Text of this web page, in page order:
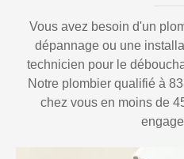
Vous avez besoin d'un
dépannage ou une
technicien pour le
Notre plombier qualifié à
chez vous en moins de